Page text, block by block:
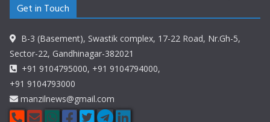
Get in Touch
B-3 (Basement), Swastik complex, 17-22 Road, Nr.Gh-5,
Sector-22, Gandhinagar-382021
+91 9104795000, +91 9104794000,
+91 9104793000
manzilnews@gmail.com